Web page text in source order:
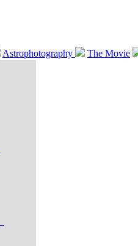
Astrophotography The Movie